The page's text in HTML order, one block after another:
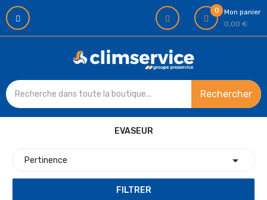
0
Mon panier
0,00 €
Rechercher
EVASEUR
Pertinence 
FILTRER